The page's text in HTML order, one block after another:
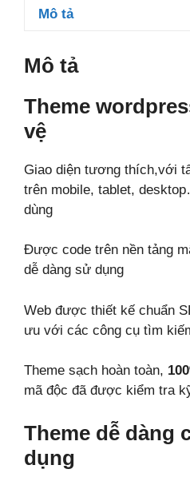
Mô tả
Mô tả
Theme
vệ
Giao diện tương thích,với
trên mobile, tablet,
dùng
Được code trên nền tảng
dễ dàng sử dụng
Web được thiết kế chuẩn
ưu với các công cụ tìm
Theme sạch hoàn toàn,
mã độc đã được kiểm tra
Theme dễ dàng
dụng